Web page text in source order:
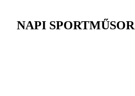
NAPI SPORTMŰSOR